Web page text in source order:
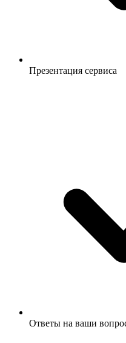
Презентация сервиса
Ответы на ваши